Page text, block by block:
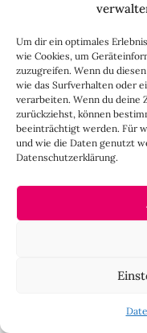
Um dir ein optimales
wie Cookies, um
zuzugreifen. Wenn du
wie das Surfverhalten oder
verarbeiten. Wenn du
zurückziehst, können
beeinträchtigt werden. Für
und wie die Daten genutzt
Datenschutzerklärung.